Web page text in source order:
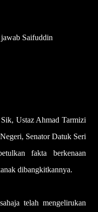
Saifuddin
Ustaz Ahmad Tarmizi
Senator Datuk Seri
fakta berkenaan
dibangkitkannya.
telah mengelirukan